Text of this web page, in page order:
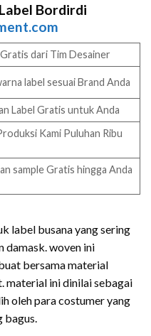
Bordirdi
dari Tim Desainer
label sesuai Brand Anda
Label Gratis untuk Anda
Kami Puluhan Ribu
sample Gratis hingga Anda
label busana yang sering
damask. woven ini
bersama material
material ini dinilai sebagai
oleh para costumer yang
bagus.